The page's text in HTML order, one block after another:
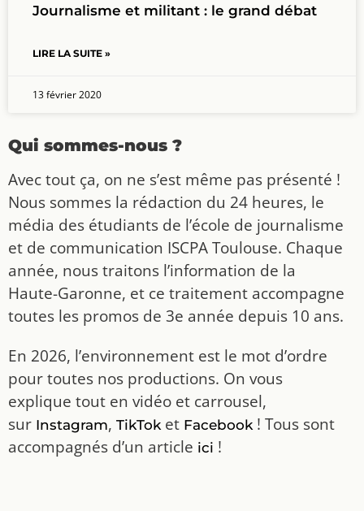
Journalisme et militant : le grand débat
LIRE LA SUITE »
13 février 2020
Qui sommes-nous ?
Avec tout ça, on ne s’est même pas présenté !
Nous sommes la rédaction du 24 heures, le
média des étudiants de l’école de journalisme
et de communication ISCPA Toulouse. Chaque
année, nous traitons l’information de la
Haute-Garonne, et ce traitement accompagne
toutes les promos de 3e année depuis 10 ans.
En 2026, l’environnement est le mot d’ordre
pour toutes nos productions. On vous
explique tout en vidéo et carrousel,
sur Instagram, TikToket Facebook! Tous sont
accompagnés d’un article ici !